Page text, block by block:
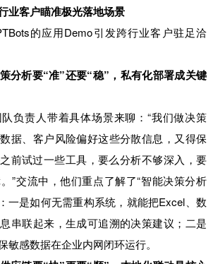
业客户瞄准极光落地场景
的应用Demo引发跨行业客户驻足洽
分析要“准”还要“稳”，私有化部署成关键
负责人带着具体场景来聊：“我们做决策
据、客户风险偏好这些分散信息，又得保
试过一些工具，要么分析不够深入，要
”交流中，他们重点了解了“智能决策分析
一是如何无需重构系统，就能把Excel、数
串联起来，生成可追溯的决策建议；二是
敏感数据在企业内网闭环运行。